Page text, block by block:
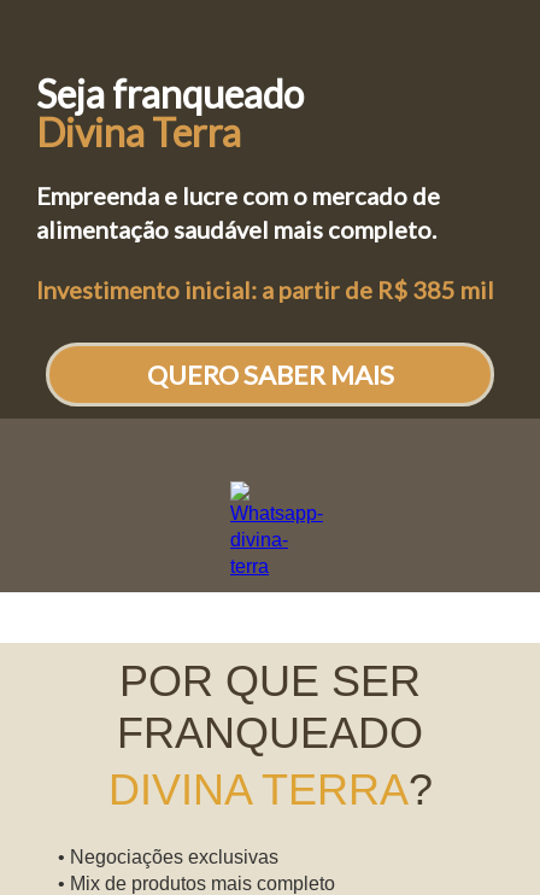
Seja franqueado
Divina Terra
Empreenda e lucre com o mercado de
alimentação saudável mais completo.
Investimento inicial: a partir de R$ 385 mil
QUERO SABER MAIS
POR QUE SER
FRANQUEADO
DIVINA TERR A?
Negociações exclusivas
Mix de produtos mais completo